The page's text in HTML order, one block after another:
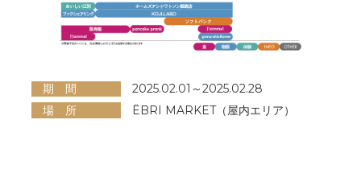
期 間
2025.02.01～2025.02.28
場 所
ËBRI MARKET（屋内エリア）